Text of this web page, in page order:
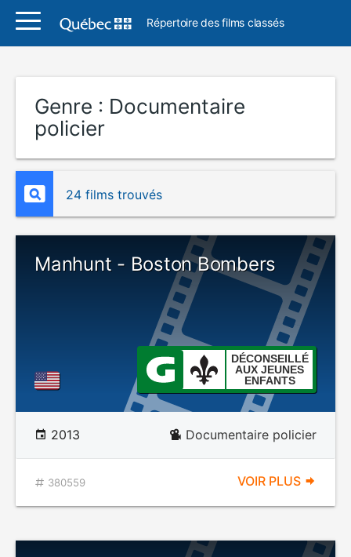
Répertoire des films classés
Genre : Documentaire
policier
24 films trouvés
Manhunt - Boston Bombers
DÉCONSEILLÉ
AUX JEUNES
ENFANTS
2013 Documentaire policier
380559 VOIR PLUS